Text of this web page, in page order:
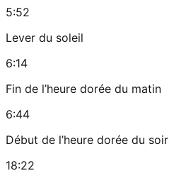
5:52
Lever du soleil
6:14
Fin de l’heure dorée du matin
6:44
Début de l’heure dorée du soir
18:22